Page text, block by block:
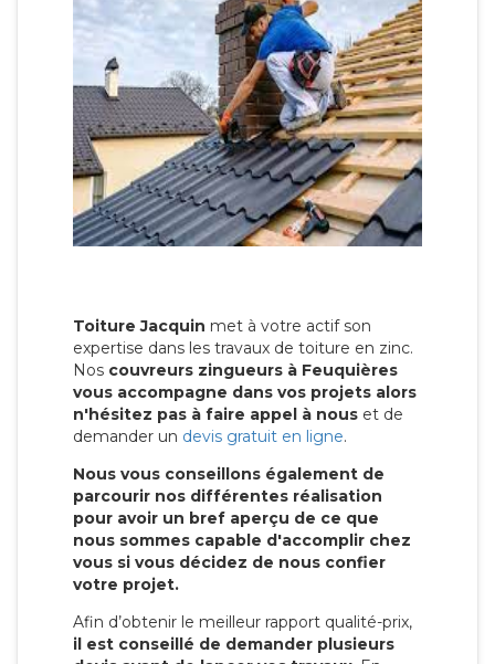
Toiture Jacquin met à votre actif son
expertise dans les travaux de toiture en zinc.
Nos couvreurs zingueurs à Feuquières
vous accompagne dans vos projets alors
n'hésitez pas à faire appel à nous et de
demander un devis gratuit en ligne.
Nous vous conseillons également de
parcourir nos différentes réalisation
pour avoir un bref aperçu de ce que
nous sommes capable d'accomplir chez
vous si vous décidez de nous confier
votre projet.
Afin d’obtenir le meilleur rapport qualité-prix,
il est conseillé de demander plusieurs